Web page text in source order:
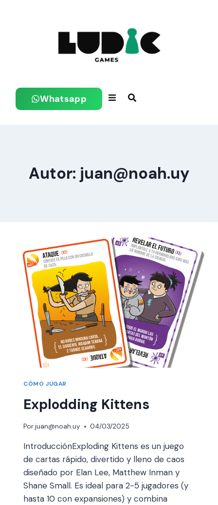
Whatsapp
Autor: juan@noah.uy
CÓMO JUGAR
Explodding Kittens
Porjuan@noah.uy 04/03/2025
IntroducciónExploding Kittens es un juego
de cartas rápido, divertido y lleno de caos
diseñado por Elan Lee, Matthew Inman y
Shane Small. Es ideal para 2-5 jugadores (y
hasta 10 con expansiones) y combina